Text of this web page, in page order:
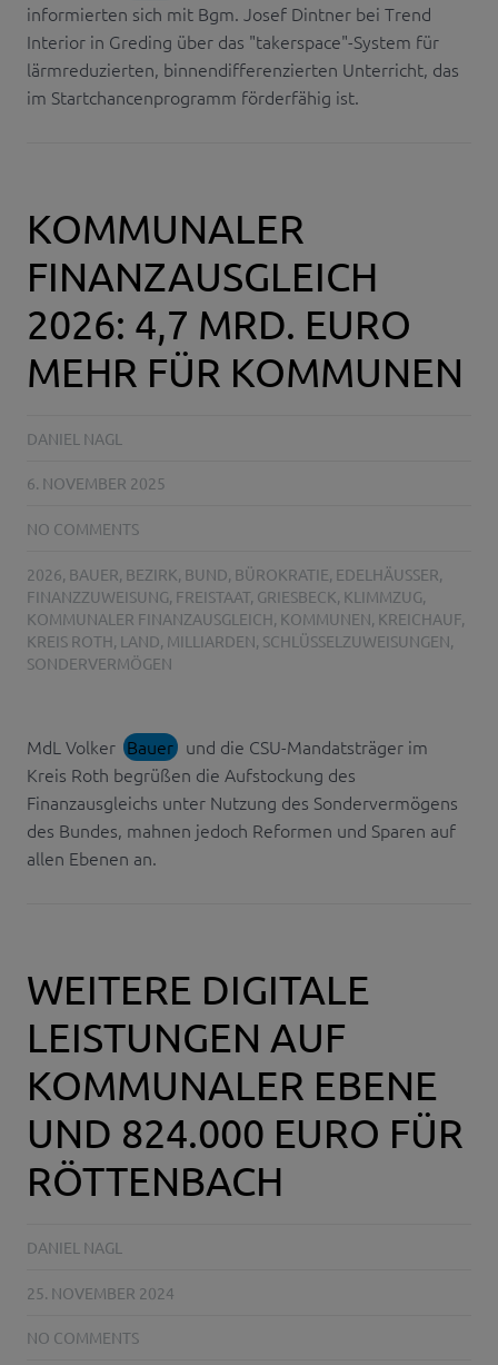
informierten sich mit Bgm. Josef Dintner bei Trend
Interior in Greding über das "takerspace"-System für
lärmreduzierten, binnendifferenzierten Unterricht, das
im Startchancenprogramm förderfähig ist.
KOMMUNALER
FINANZAUSGLEICH
2026: 4,7 MRD. EURO
MEHR FÜR KOMMUNEN
DANIEL NAGL
6. NOVEMBER 2025
NO COMMENTS
2026, BAUER, BEZIRK, BUND, BÜROKRATIE, EDELHÄUSSER
,
FINANZZUWEISUNG, FREISTAAT, GRIESBECK, KLIMMZUG,
KOMMUNALER FINANZAUSGLEICH, KOMMUNEN, KREICHAUF,
KREIS ROTH, LAND, MILLIARDEN, SCHLÜSSELZUWEISUNGEN,
SONDERVERMÖGEN
MdL Volker Bauer und die CSU-Mandatsträger im
Kreis Roth begrüßen die Aufstockung des
Finanzausgleichs unter Nutzung des Sondervermögens
des Bundes, mahnen jedoch Reformen und Sparen auf
allen Ebenen an.
WEITERE DIGITALE
LEISTUNGEN AUF
KOMMUNALER EBENE
UND 824.000 EURO FÜR
RÖTTENBACH
DANIEL NAGL
25. NOVEMBER 2024
NO COMMENTS